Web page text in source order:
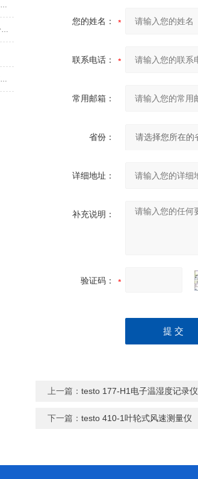
德图烟尘采样器的使用方法及使用注意事项
让小编带你了解下testo高温红外烟气分析仪仪器检测的原理
烟气在线分析仪光源采用高稳定性氘灯，具有良好的稳定性
您的姓名：
联系电话：
常用邮箱：
省份：
详细地址：
补充说明：
验证码：
上一篇：testo 177-H1电子温湿度记录仪
下一篇：testo 410-1叶轮式风速测量仪